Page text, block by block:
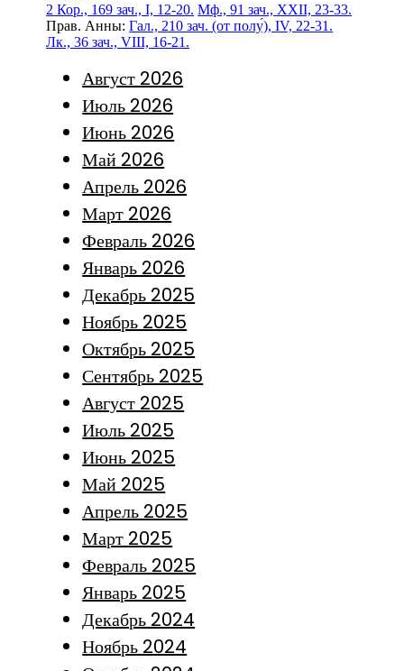
2 Кор., 169 зач., I, 12-20. Мф., 91 зач., XXII, 23-33.
Прав. Анны:Гал., 210 зач. (от полу́), IV, 22-31.
Лк., 36 зач., VIII, 16-21.
Август 2026
Июль 2026
Июнь 2026
Май 2026
Апрель 2026
Март 2026
Февраль 2026
Январь 2026
Декабрь 2025
Ноябрь 2025
Октябрь 2025
Сентябрь 2025
Август 2025
Июль 2025
Июнь 2025
Май 2025
Апрель 2025
Март 2025
Февраль 2025
Январь 2025
Декабрь 2024
Ноябрь 2024